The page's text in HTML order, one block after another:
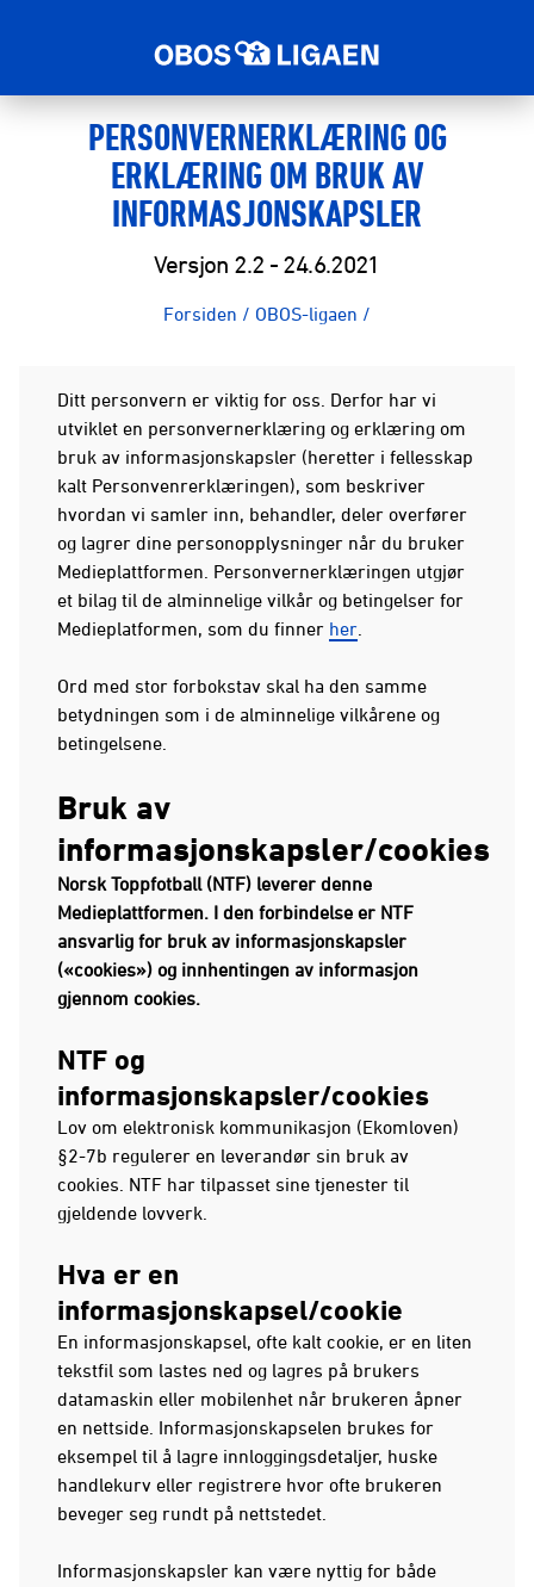
PERSONVERNERKLÆRING OG
ERKLÆRING OM BRUK AV
INFORMASJONSKAPSLER
Versjon 2.2 - 24.6.2021
Forsiden / OBOS-ligaen /
Ditt personvern er viktig for oss. Derfor har vi
utviklet en personvernerklæring og erklæring om
bruk av informasjonskapsler (heretter i fellesskap
kalt Personvenrerklæringen), som beskriver
hvordan vi samler inn, behandler, deler overfører
og lagrer dine personopplysninger når du bruker
Medieplattformen. Personvernerklæringen utgjør
et bilag til de alminnelige vilkår og betingelser for
Medieplatformen, som du finner her
Ord med stor forbokstav skal ha den samme
betydningen som i de alminnelige vilkårene og
betingelsene.
Bruk av
informasjonskapsler/cookies
Norsk Toppfotball (NTF) leverer denne
Medieplattformen. I den forbindelse er NTF
ansvarlig for bruk av informasjonskapsler
(«cookies») og innhentingen av informasjon
gjennom cookies.
NTF og
informasjonskapsler/cookies
Lov om elektronisk kommunikasjon (Ekomloven)
§2-7b regulerer en leverandør sin bruk av
cookies. NTF har tilpasset sine tjenester til
gjeldende lovverk.
Hva er en
informasjonskapsel/cookie
En informasjonskapsel, ofte kalt cookie, er en liten
tekstfil som lastes ned og lagres på brukers
datamaskin eller mobilenhet når brukeren åpner
en nettside. Informasjonskapselen brukes for
eksempel til å lagre innloggingsdetaljer, huske
handlekurv eller registrere hvor ofte brukeren
beveger seg rundt på nettstedet.
Informasjonskapsler kan være nyttig for både